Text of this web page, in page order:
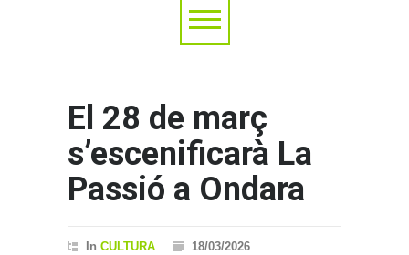
El 28 de març
s’escenificarà La
Passió a Ondara
In CULTURA
18/03/2026